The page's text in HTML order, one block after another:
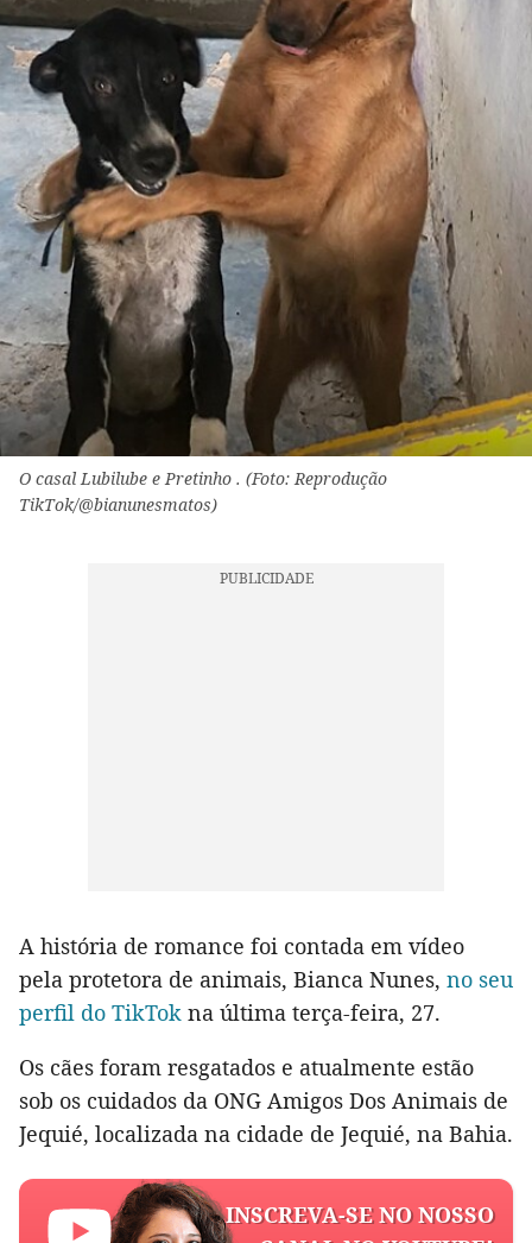
O casal Lubilube e Pretinho . (Foto: Reprodução
TikTok/@bianunesmatos)
A história de romance foi contada em vídeo
pela protetora de animais, Bianca Nunes, no seu
perfil do TikTok na última terça-feira, 27.
Os cães foram resgatados e atualmente estão
sob os cuidados da ONG Amigos Dos Animais de
Jequié, localizada na cidade de Jequié, na Bahia.
INSCREVA-SE NO NOSSO